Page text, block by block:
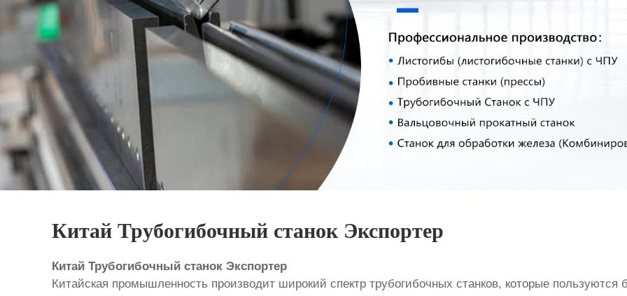
Китай Трубогибочный станок Экспортер
Китай Трубогибочный станок Экспортер
Китайская промышленность производит широкий спектр трубогибочных станков, которые